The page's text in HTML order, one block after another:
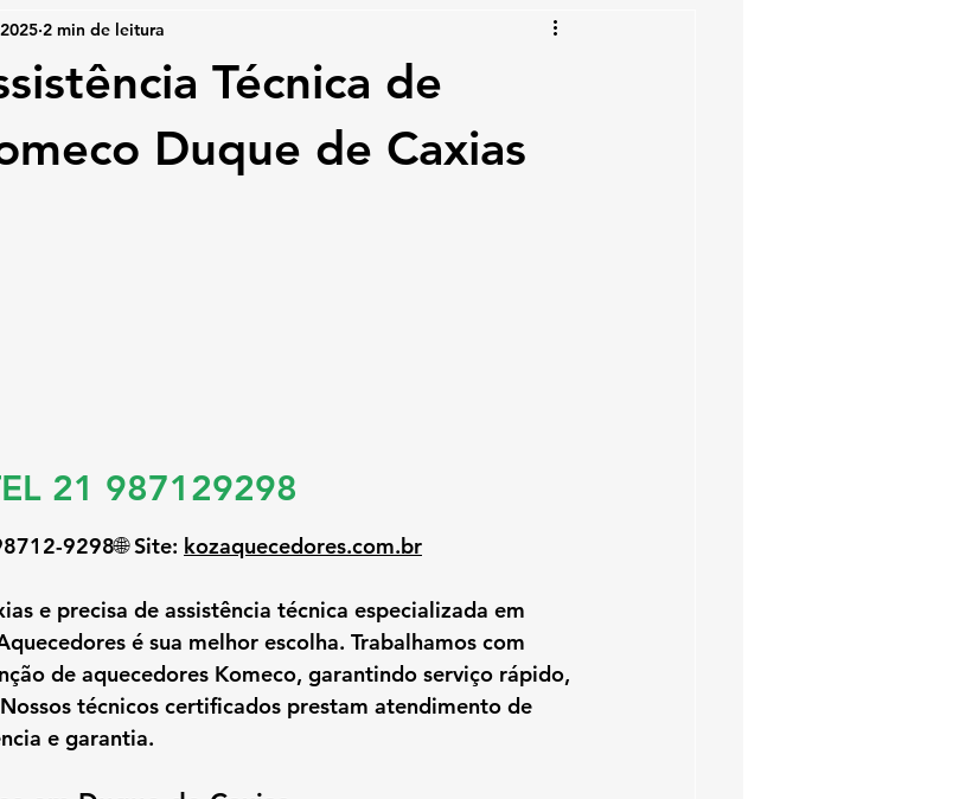
Técnica de
Duque de Caxias
2 min de leitura
21 987129298
9298🌐 Site: kozaquecedores.com.br
e precisa de assistência técnica especializada em
é sua melhor escolha. Trabalhamos com
de aquecedores Komeco, garantindo serviço rápido,
técnicos certificados prestam atendimento de
e garantia.